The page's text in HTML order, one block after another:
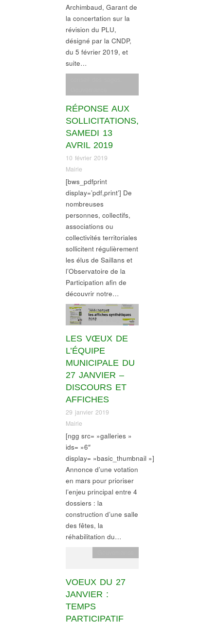
Archimbaud, Garant de
la concertation sur la
révision du PLU,
désigné par la CNDP,
du 5 février 2019, et
suite…
RÉPONSE AUX
SOLLICITATIONS,
SAMEDI 13
AVRIL 2019
10 février 2019
Mairie
[bws_pdfprint
display=’pdf,print’] De
nombreuses
personnes, collectifs,
associations ou
collectivités territoriales
sollicitent régulièrement
les élus de Saillans et
l’Observatoire de la
Participation afin de
découvrir notre…
LES VŒUX DE
L’ÉQUIPE
MUNICIPALE DU
27 JANVIER –
DISCOURS ET
AFFICHES
29 janvier 2019
Mairie
Gouvernance,
Informations village
[ngg src= »galleries »
ids= »6″
display= »basic_thumbnail »]
Annonce d’une votation
en mars pour prioriser
l’enjeu principal entre 4
dossiers : la
construction d’une salle
des fêtes, la
réhabilitation du…
VOEUX DU 27
JANVIER :
TEMPS
PARTICIPATIF